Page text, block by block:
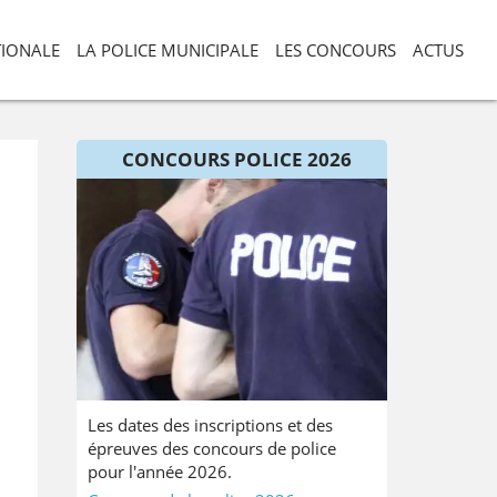
LA POLICE MUNICIPALE LES CONCOURS ACTUS
CONCOURS POLICE 2026
Les dates des inscriptions et des
épreuves des concours de police
pour l'année 2026.